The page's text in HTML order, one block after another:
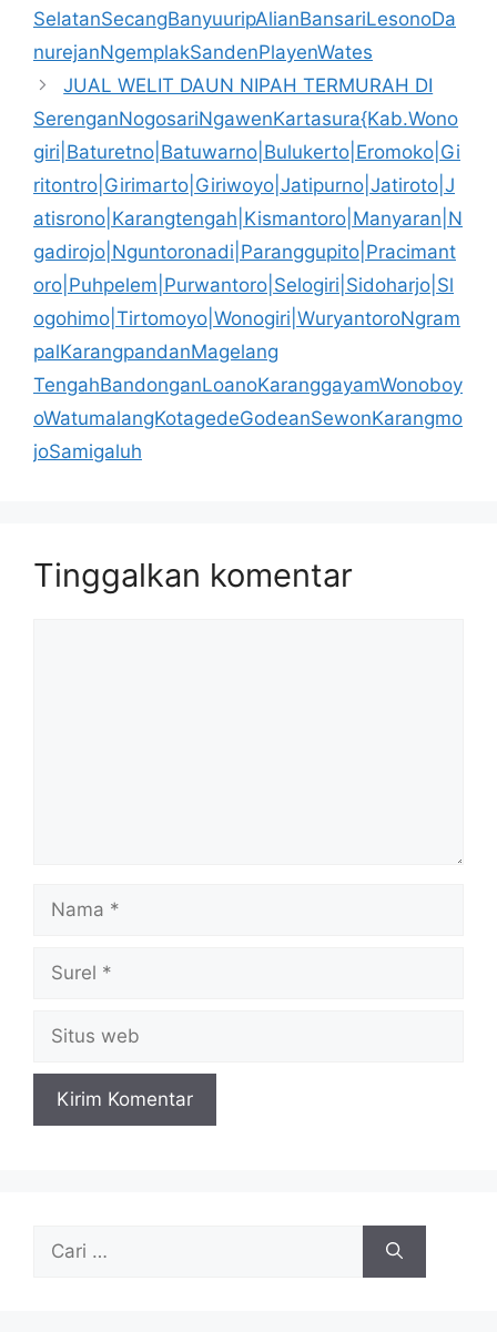
SelatanSecangBanyuuripAlianBansariLesonoDa
nurejanNgemplakSandenPlayenWates
JUAL WELIT DAUN NIPAH TERMURAH DI
SerenganNogosariNgawenKartasura{Kab.Wono
giri|Baturetno|Batuwarno|Bulukerto|Eromoko|Gi
ritontro|Girimarto|Giriwoyo|Jatipurno|Jatiroto|J
atisrono|Karangtengah|Kismantoro|Manyaran|N
gadirojo|Nguntoronadi|Paranggupito|Pracimant
oro|Puhpelem|Purwantoro|Selogiri|Sidoharjo|Sl
ogohimo|Tirtomoyo|Wonogiri|WuryantoroNgram
palKarangpandanMagelang
TengahBandonganLoanoKaranggayamWonoboy
oWatumalangKotagedeGodeanSewonKarangmo
joSamigaluh
Tinggalkan komentar
web
untuk: